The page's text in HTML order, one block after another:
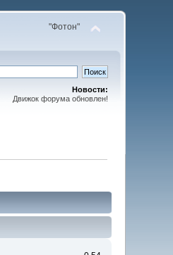
"Фотон"
Новости:
Движок форума обновлен!